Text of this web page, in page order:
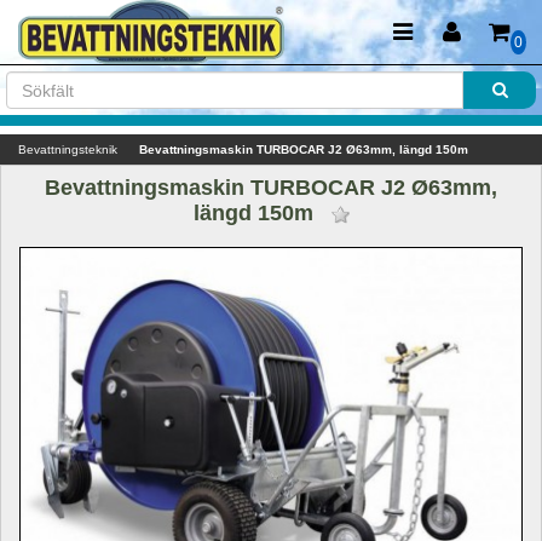
0
Bevattningsteknik Bevattningsmaskin TURBOCAR J2 Ø63mm, längd 150m
Bevattningsmaskin TURBOCAR J2 Ø63mm,
längd 150m